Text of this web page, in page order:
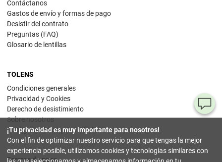
Contáctanos
Gastos de envío y formas de pago
Desistir del contrato
Preguntas (FAQ)
Glosario de lentillas
TOLENS
Condiciones generales
Privacidad y Cookies
Derecho de desistimiento
Sobre nosotros
Configuración de privacidad
Formas de pago
¡Tu privacidad es muy importante para nosotros!
Con el fin de optimizar nuestro servicio para que tengas la mejor
experiencia posible, utilizamos cookies y tecnologías similares con